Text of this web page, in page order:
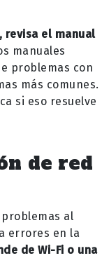
el manual
manuales
problemas con
más comunes.
si eso resuelve
de red
al
errores en la
de Wi-Fi o una